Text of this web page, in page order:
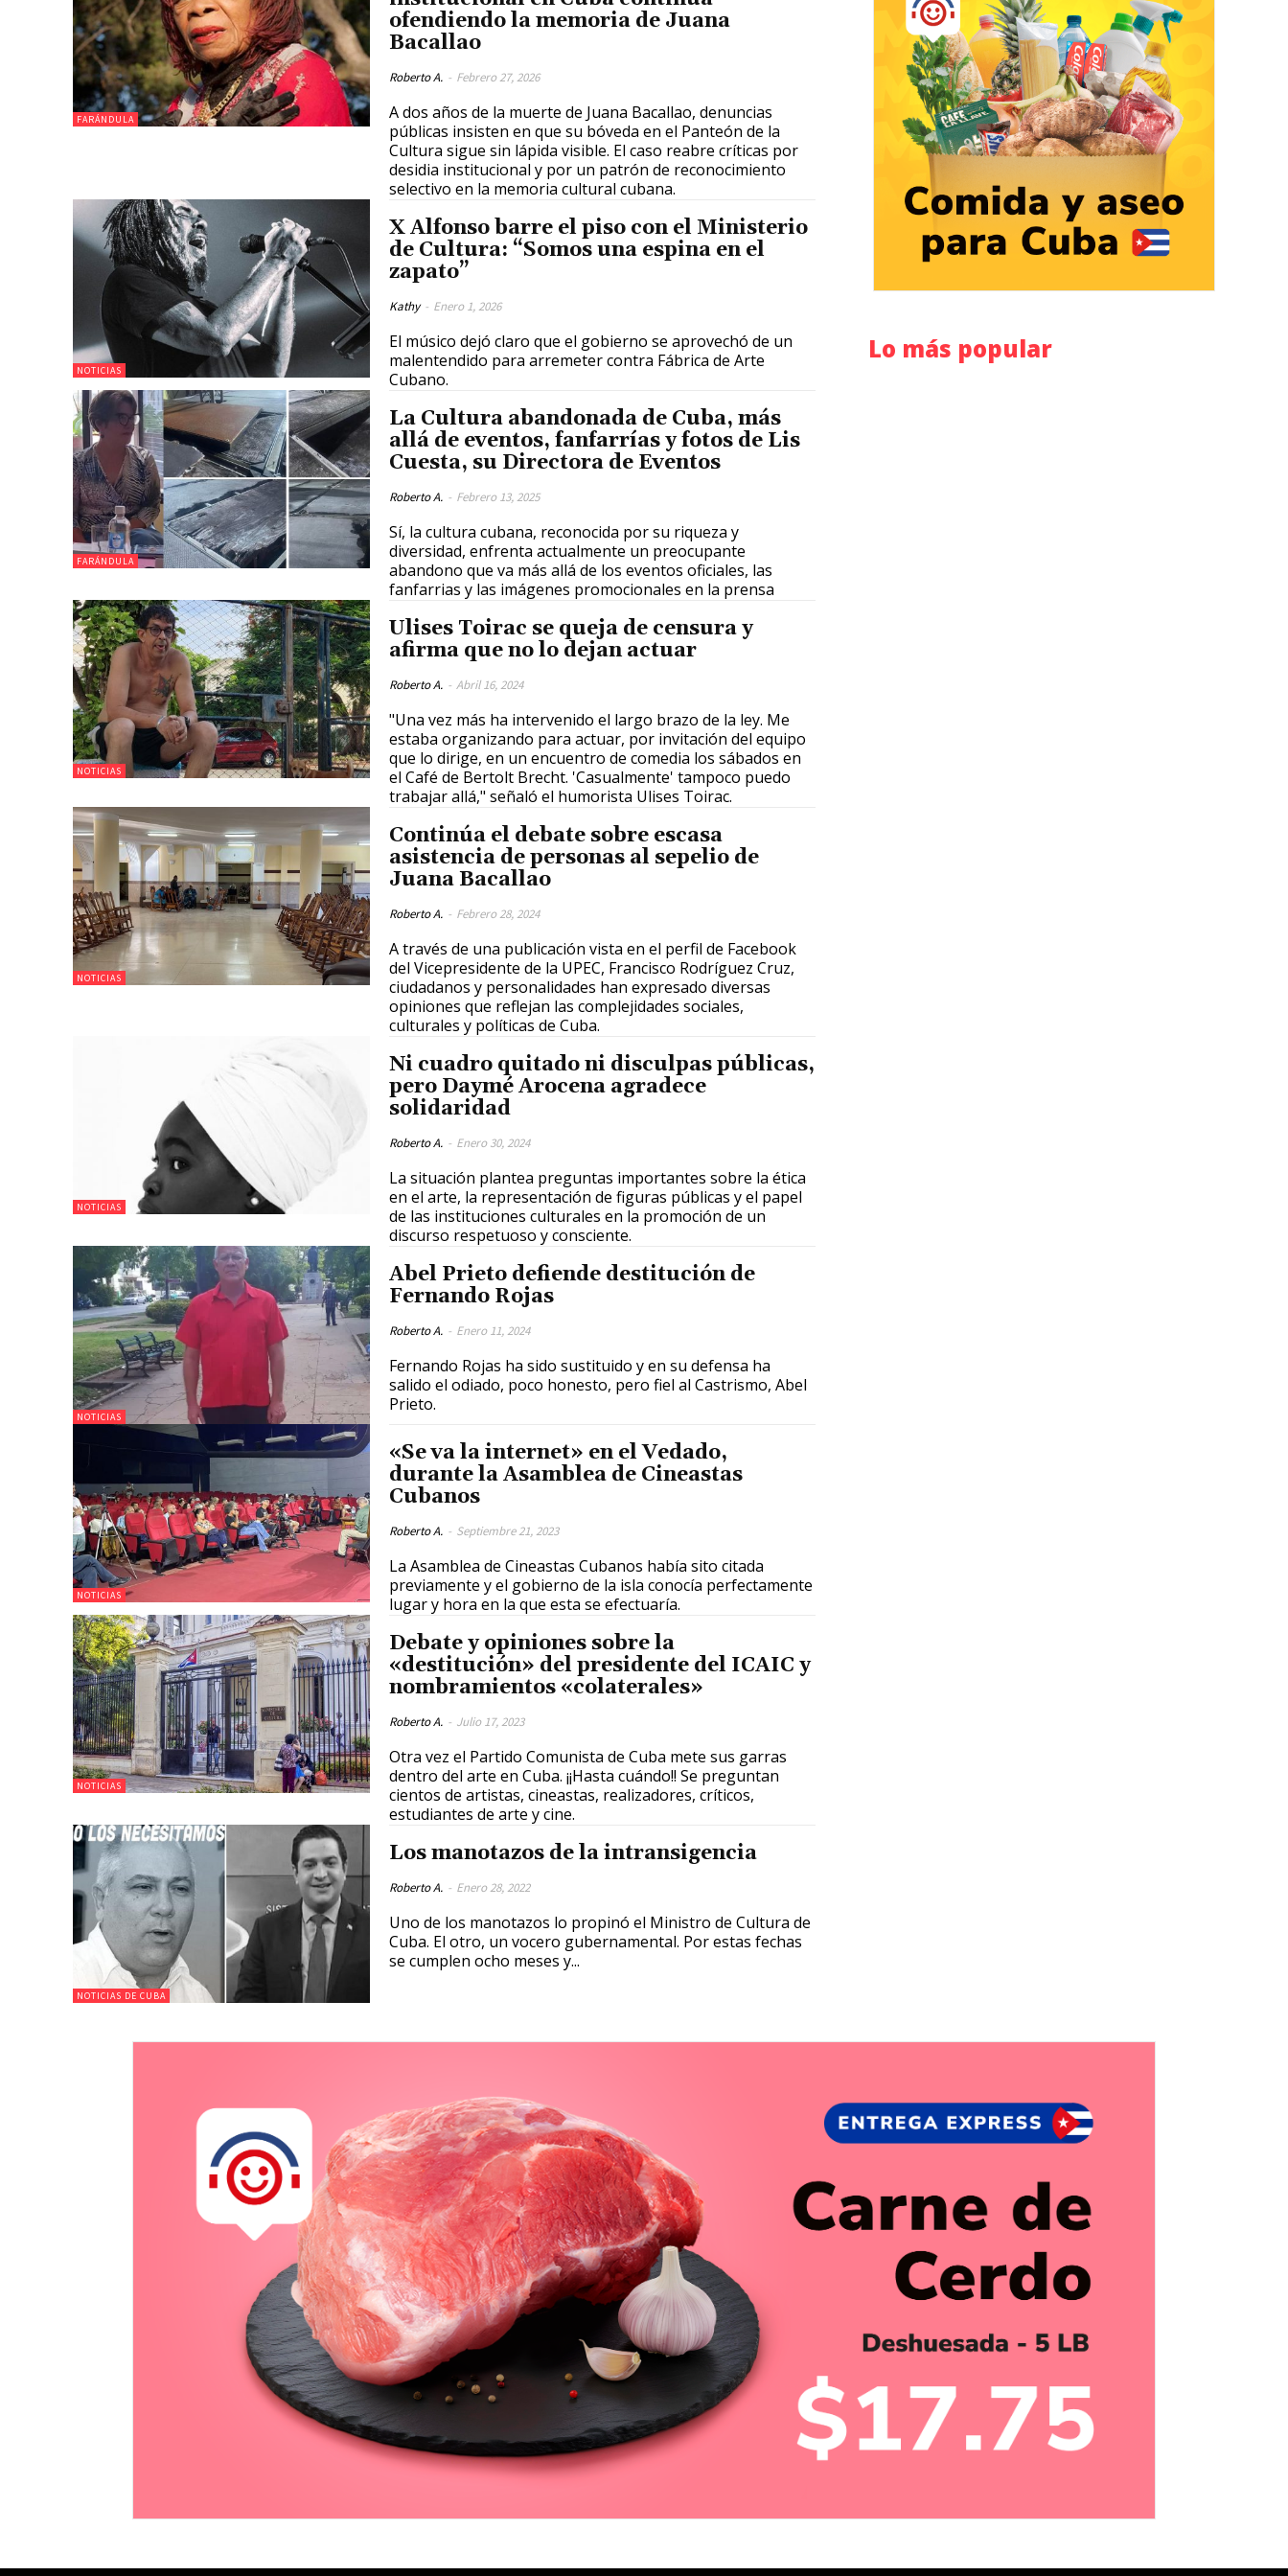
FARÁNDULA
ofendiendo la memoria de Juana
Bacallao
Roberto A. - Febrero 27, 2026
A dos años de la muerte de Juana Bacallao, denuncias
públicas insisten en que su bóveda en el Panteón de la
Cultura sigue sin lápida visible. El caso reabre críticas por
desidia institucional y por un patrón de reconocimiento
selectivo en la memoria cultural cubana.
NOTICIAS
X Alfonso barre el piso con el Ministerio
de Cultura: “Somos una espina en el
zapato”
Kathy - Enero 1, 2026
El músico dejó claro que el gobierno se aprovechó de un
malentendido para arremeter contra Fábrica de Arte
Cubano.
FARÁNDULA
La Cultura abandonada de Cuba, más
allá de eventos, fanfarrías y fotos de Lis
Cuesta, su Directora de Eventos
Roberto A. - Febrero 13, 2025
Sí, la cultura cubana, reconocida por su riqueza y
diversidad, enfrenta actualmente un preocupante
abandono que va más allá de los eventos oficiales, las
fanfarrias y las imágenes promocionales en la prensa
NOTICIAS
Ulises Toirac se queja de censura y
afirma que no lo dejan actuar
Roberto A. - Abril 16, 2024
"Una vez más ha intervenido el largo brazo de la ley. Me
estaba organizando para actuar, por invitación del equipo
que lo dirige, en un encuentro de comedia los sábados en
el Café de Bertolt Brecht. 'Casualmente' tampoco puedo
trabajar allá," señaló el humorista Ulises Toirac.
NOTICIAS
Continúa el debate sobre escasa
asistencia de personas al sepelio de
Juana Bacallao
Roberto A. - Febrero 28, 2024
A través de una publicación vista en el perfil de Facebook
del Vicepresidente de la UPEC, Francisco Rodríguez Cruz,
ciudadanos y personalidades han expresado diversas
opiniones que reflejan las complejidades sociales,
culturales y políticas de Cuba.
NOTICIAS
Ni cuadro quitado ni disculpas públicas,
pero Daymé Arocena agradece
solidaridad
Roberto A. - Enero 30, 2024
La situación plantea preguntas importantes sobre la ética
en el arte, la representación de figuras públicas y el papel
de las instituciones culturales en la promoción de un
discurso respetuoso y consciente.
NOTICIAS
Abel Prieto defiende destitución de
Fernando Rojas
Roberto A. - Enero 11, 2024
Fernando Rojas ha sido sustituido y en su defensa ha
salido el odiado, poco honesto, pero fiel al Castrismo, Abel
Prieto.
NOTICIAS
«Se va la internet» en el Vedado,
durante la Asamblea de Cineastas
Cubanos
Roberto A. - Septiembre 21, 2023
La Asamblea de Cineastas Cubanos había sito citada
previamente y el gobierno de la isla conocía perfectamente
lugar y hora en la que esta se efectuaría.
NOTICIAS
Debate y opiniones sobre la
«destitución» del presidente del ICAIC y
nombramientos «colaterales»
Roberto A. - Julio 17, 2023
Otra vez el Partido Comunista de Cuba mete sus garras
dentro del arte en Cuba. ¡¡Hasta cuándo!! Se preguntan
cientos de artistas, cineastas, realizadores, críticos,
estudiantes de arte y cine.
NOTICIAS DE CUBA
Los manotazos de la intransigencia
Roberto A. - Enero 28, 2022
Uno de los manotazos lo propinó el Ministro de Cultura de
Cuba. El otro, un vocero gubernamental. Por estas fechas
se cumplen ocho meses y...
Lo más popular